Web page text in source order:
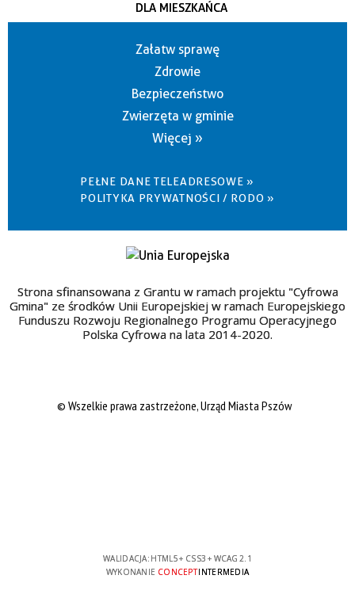
DLA MIESZKAŃCA
Załatw sprawę
Zdrowie
Bezpieczeństwo
Zwierzęta w gminie
Więcej »
PEŁNE DANE TELEADRESOWE »
POLITYKA PRYWATNOŚCI / RODO »
Strona sfinansowana z Grantu w ramach projektu "Cyfrowa
Gmina" ze środków Unii Europejskiej w ramach Europejskiego
Funduszu Rozwoju Regionalnego Programu Operacyjnego
Polska Cyfrowa na lata 2014-2020.
© Wszelkie prawa zastrzeżone, Urząd Miasta Pszów
WALIDACJA: HTML5+ CSS3 + WCAG 2.1
WYKONANIE CONCEPTINTERMEDIA